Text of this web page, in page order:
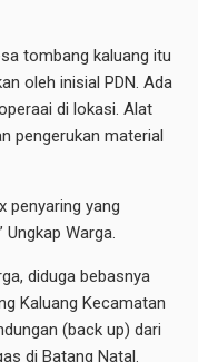
tombang kaluang itu
oleh inisial PDN. Ada
di lokasi. Alat
pengerukan material
penyaring yang
Warga.
diduga bebasnya
Kaluang Kecamatan
(back up) dari
di Batang Natal.